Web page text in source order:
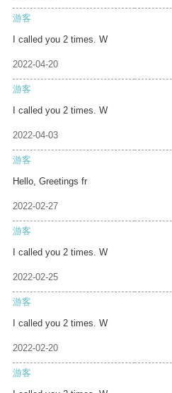
游客
I called you 2 times. W
2022-04-20
游客
I called you 2 times. W
2022-04-03
游客
Hello, Greetings fr
2022-02-27
游客
I called you 2 times. W
2022-02-25
游客
I called you 2 times. W
2022-02-20
游客